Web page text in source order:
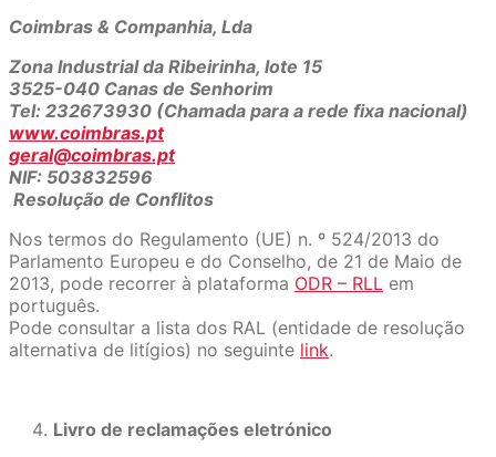
Coimbras & Companhia, Lda
Zona Industrial da Ribeirinha, lote 15
3525-040 Canas de Senhorim
Tel: 232673930 (Chamada para a rede fixa nacional)
www.coimbras.pt
geral@coimbras.pt
NIF: 503832596
Resolução de Conflitos
Nos termos do Regulamento (UE) n. º 524/2013 do
Parlamento Europeu e do Conselho, de 21 de Maio de
2013, pode recorrer à plataforma ODR – RLL em
português.
Pode consultar a lista dos RAL (entidade de resolução
alternativa de litígios) no seguinte link.
Livro de reclamações eletrónico